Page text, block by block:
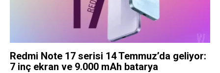
Redmi Note 17 serisi 14 Temmuz’da geliyor:
7 inç ekran ve 9.000 mAh batarya